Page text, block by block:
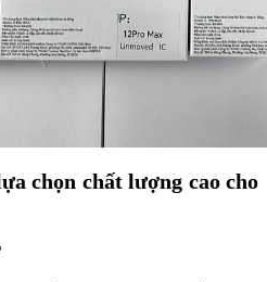
chọn chất lượng cao cho